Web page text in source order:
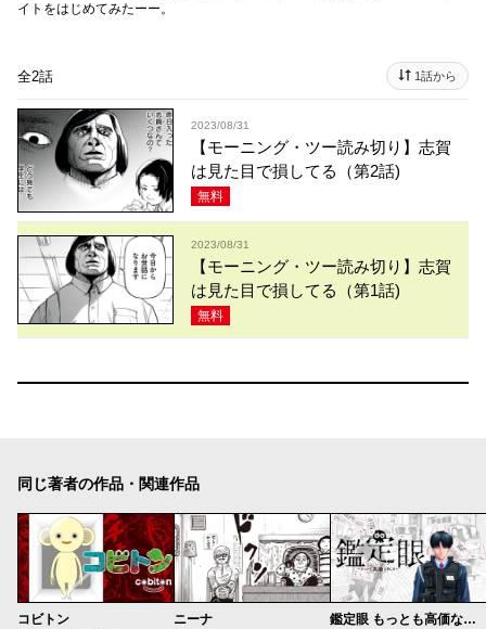
イトをはじめてみたーー。
全2話 1話から
2023/08/31
【モーニング・ツー読み切り】志賀
は見た目で損してる（第2話)
無料
2023/08/31
【モーニング・ツー読み切り】志賀
は見た目で損してる（第1話)
無料
同じ著者の作品・関連作品
コビトン ニーナ 鑑定眼 もっとも高価な死に方